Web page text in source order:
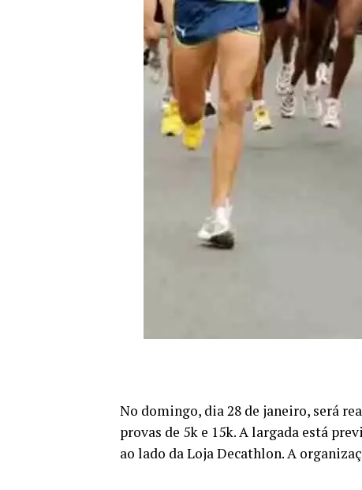
No domingo, dia 28 de janeiro, será
provas de 5k e 15k. A largada está
ao lado da Loja Decathlon. A